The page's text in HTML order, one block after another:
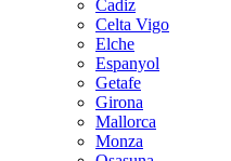
Cadiz
Celta Vigo
Elche
Espanyol
Getafe
Girona
Mallorca
Monza